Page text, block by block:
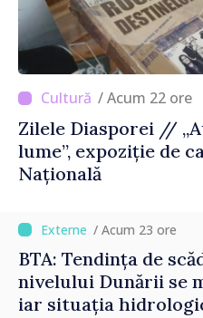
/ Acum 22 ore
Zilele Diasporei //
lume”, expoziție de
Națională
/ Acum 23 ore
BTA: Tendința de
nivelului Dunării se
iar situația